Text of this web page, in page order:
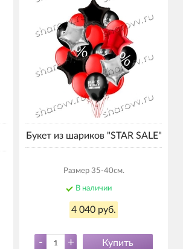
Букет из шариков "STAR SALE"
Размер 35-40см.
В наличии
4 040 руб.
- + Купить